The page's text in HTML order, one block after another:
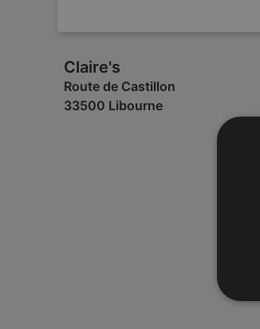
Claire's
Route de Castillon
33500 Libourne